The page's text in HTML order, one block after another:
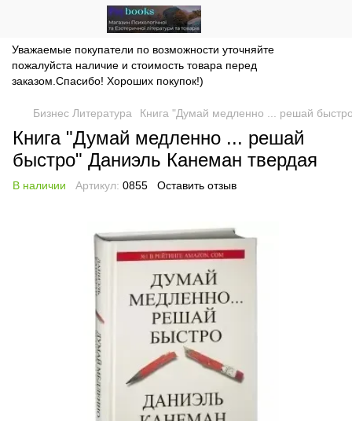
Уважаемые покупатели по возможности уточняйте
пожалуйста наличие и стоимость товара перед
заказом.Спасибо! Хороших покупок!)
Бизнес Литература Книга "Думай медленно ... решай
Книга "Думай медленно ... решай
быстро" Даниэль Канеман твердая
В наличии Артикул: 0855 Оставить отзыв